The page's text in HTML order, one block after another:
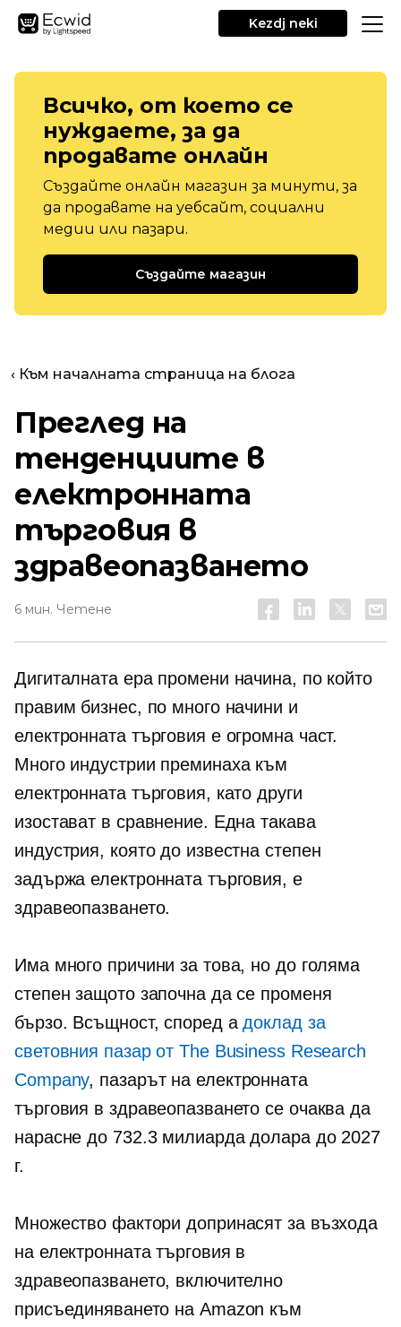
Kezdj neki
Всичко, от което се
нуждаете, за да
продавате онлайн
Създайте онлайн магазин за минути, за
да продавате на уебсайт, социални
медии или пазари.
Създайте магазин
‹ Към началната страница на блога
Преглед на
тенденциите в
електронната
търговия в
здравеопазването
6 мин. Четене
Дигиталната ера промени начина, по който
правим бизнес, по много начини и
електронната търговия е огромна част.
Много индустрии преминаха към
електронната търговия, като други
изостават в сравнение. Една такава
индустрия, която до известна степен
задържа електронната търговия, е
здравеопазването.
Има много причини за това, но до голяма
степен защото започна да се променя
бързо. Всъщност, според aдоклад за
световния пазар от The Business Research
Company, пазарът на електронната
търговия в здравеопазването се очаква да
нарасне до 732.3 милиарда долара до 2027
г.
Множество фактори допринасят за възхода
на електронната търговия в
здравеопазването, включително
присъединяването на Amazon към